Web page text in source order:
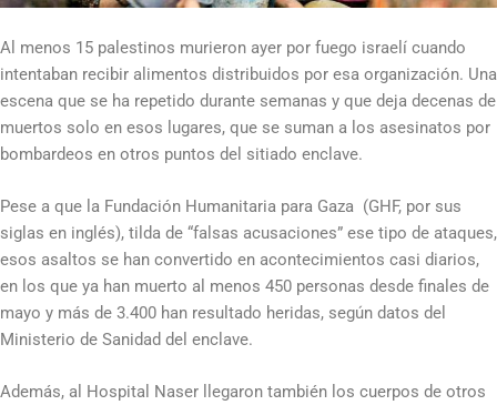
Al menos 15 palestinos murieron ayer por fuego israelí cuando
intentaban recibir alimentos distribuidos por esa organización. Una
escena que se ha repetido durante semanas y que deja decenas de
muertos solo en esos lugares, que se suman a los asesinatos por
bombardeos en otros puntos del sitiado enclave.
Pese a que la Fundación Humanitaria para Gaza (GHF, por sus
siglas en inglés), tilda de “falsas acusaciones” ese tipo de ataques,
esos asaltos se han convertido en acontecimientos casi diarios,
en los que ya han muerto al menos 450 personas desde finales de
mayo y más de 3.400 han resultado heridas, según datos del
Ministerio de Sanidad del enclave.
Además, al Hospital Naser llegaron también los cuerpos de otros